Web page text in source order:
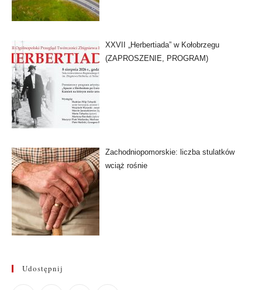
XXVII „Herbertiada” w Kołobrzegu
(ZAPROSZENIE, PROGRAM)
Zachodniopomorskie: liczba stulatków
wciąż rośnie
Udostępnij